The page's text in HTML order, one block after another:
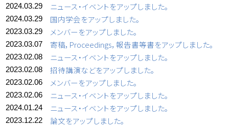
2024.03.29 ニュース・イベントをアップしました。
2024.03.29 国内学会をアップしました。
2023.03.29 メンバーをアップしました。
2023.03.07 寄稿，Proceedings，報告書等書をアップしました。
2023.02.08 ニュース・イベントをアップしました。
2023.02.08 招待講演などをアップしました。
2023.02.06 メンバーをアップしました。
2023.02.06 ニュース・イベントをアップしました。
2024.01.24 ニュース・イベントをアップしました。
2023.12.22 論文をアップしました。